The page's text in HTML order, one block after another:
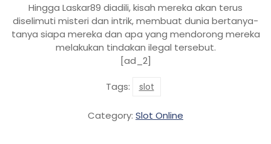
Hingga Laskar89 diadili, kisah mereka akan terus
diselimuti misteri dan intrik, membuat dunia bertanya-
tanya siapa mereka dan apa yang mendorong mereka
melakukan tindakan ilegal tersebut.
[ad_2]
Tags: slot
Category: Slot Online